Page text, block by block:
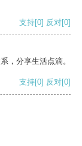
支持[0] 反对[0]
，分享生活点滴。
支持[0] 反对[0]